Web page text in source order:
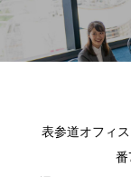
表参道オフィ